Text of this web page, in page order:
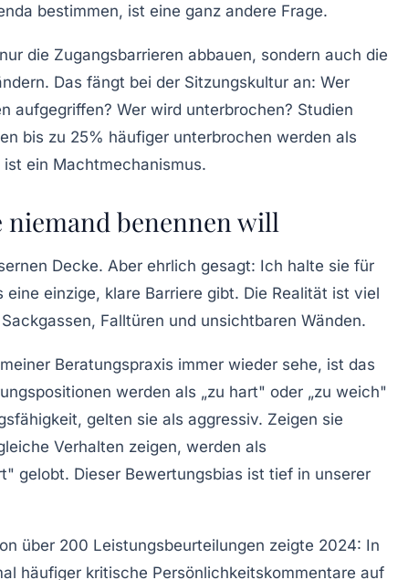
bestimmen, ist eine ganz andere Frage.
die Zugangsbarrieren abbauen, sondern auch die
Das fängt bei der Sitzungskultur an: Wer
aufgegriffen? Wer wird unterbrochen? Studien
bis zu 25% häufiger unterbrochen werden als
ein Machtmechanismus.
niemand benennen will
Decke. Aber ehrlich gesagt: Ich halte sie für
einzige, klare Barriere gibt. Die Realität ist viel
Falltüren und unsichtbaren Wänden.
Beratungspraxis immer wieder sehe, ist das
werden als „zu hart" oder „zu weich"
gelten sie als aggressiv. Zeigen sie
Verhalten zeigen, werden als
gelobt. Dieser Bewertungsbias ist tief in unserer
über 200 Leistungsbeurteilungen zeigte 2024: In
häufiger kritische Persönlichkeitskommentare auf